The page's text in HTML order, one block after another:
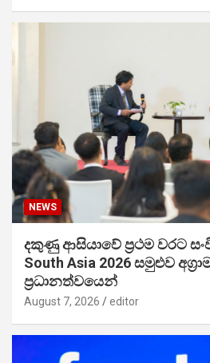
NEWS
දකුණු ආසියාවේ ප්‍රථම වරට
South Asia 2026 සමුළුව
ප්‍රධානත්වයෙන්
August 7, 2026 editor